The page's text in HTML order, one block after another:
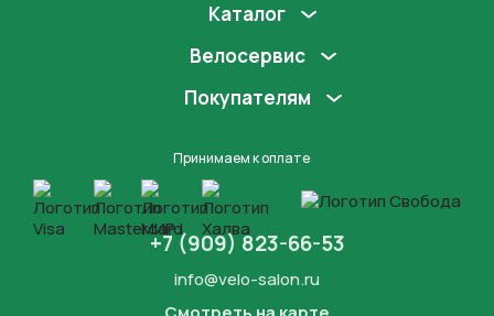
Каталог
Велосервис
Покупателям
Принимаем к оплате
+7 (909) 823-66-53
info@velo-salon.ru